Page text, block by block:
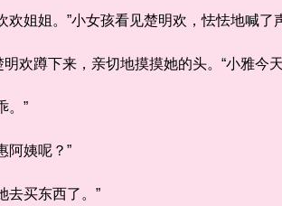
姐姐。”小女孩看见楚明欢，怯怯地喊了
蹲下来，亲切地摸摸她的头。“小雅今天
”
姨呢？”
买东西了。”